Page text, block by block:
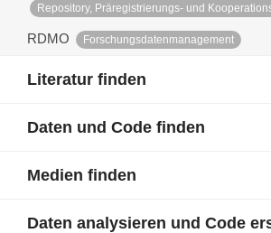
Repository, Präregistrierungs- und
RDMO Forschungsdatenmanagement
Literatur finden
Daten und Code finden
Medien finden
Daten analysieren und Code